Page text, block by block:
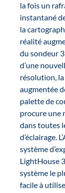
la fois un
instantané
la
réalité
du sondeur
d’une
résolution,
augmentée
palette de
procure une
dans toutes
d’éclairage.
système
LightHouse
système le
facile à